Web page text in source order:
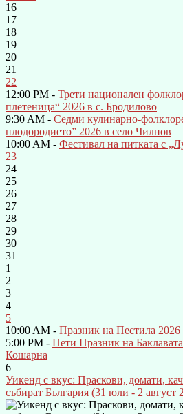
16
17
18
19
20
21
22
12:00 PM - Трети национален
плетеница“ 2026 в с. Бродилово
9:30 AM - Седми кулинарно-
плодородието” 2026 в село Чилнов
10:00 AM - Фестивал на питката с
23
24
25
26
27
28
29
30
31
1
2
3
4
5
10:00 AM - Празник на Пестила 2026
5:00 PM - Пети Празник на
Кошарна
6
Уикенд с вкус: Праскови, домати,
събират България (31 юли - 2 август